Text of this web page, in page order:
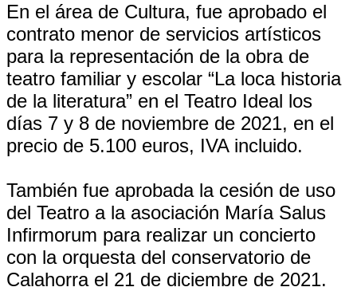
En el área de Cultura, fue aprobado el
contrato menor de servicios artísticos
para la representación de la obra de
teatro familiar y escolar “La loca historia
de la literatura” en el Teatro Ideal los
días 7 y 8 de noviembre de 2021, en el
precio de 5.100 euros, IVA incluido.
También fue aprobada la cesión de uso
del Teatro a la asociación María Salus
Infirmorum para realizar un concierto
con la orquesta del conservatorio de
Calahorra el 21 de diciembre de 2021.